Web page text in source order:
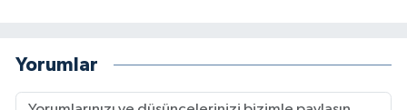
Yorumlar